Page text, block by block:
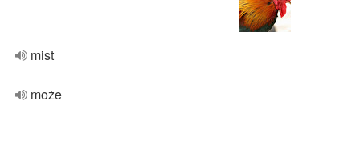
mist
może